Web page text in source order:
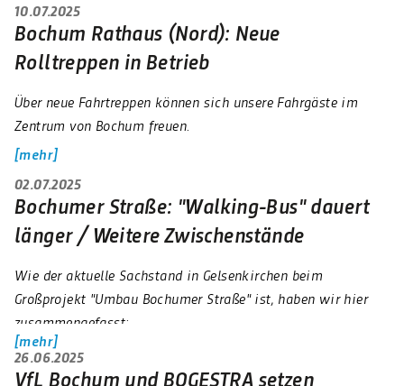
10.07.2025
Bochum Rathaus (Nord): Neue
Rolltreppen in Betrieb
Über neue Fahrtreppen können sich unsere Fahrgäste im
Zentrum von Bochum freuen.
mehr
02.07.2025
Bochumer Straße: "Walking-Bus" dauert
länger / Weitere Zwischenstände
Wie der aktuelle Sachstand in Gelsenkirchen beim
Großprojekt "Umbau Bochumer Straße" ist, haben wir hier
zusammengefasst:
mehr
26.06.2025
VfL Bochum und BOGESTRA setzen